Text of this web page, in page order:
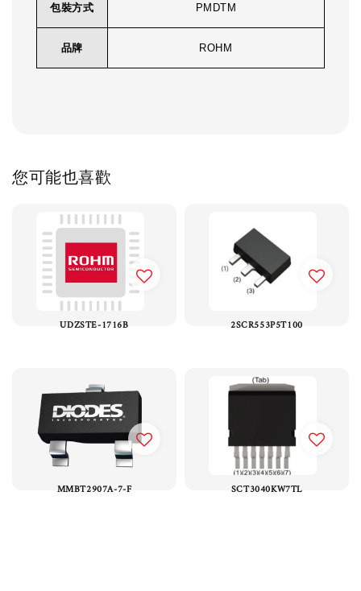
包裝方式 PMDTM
品牌 ROHM
您可能也喜歡
UDZSTE-1716B 2SCR553P5T100
MMBT2907A-7-F SCT3040KW7TL